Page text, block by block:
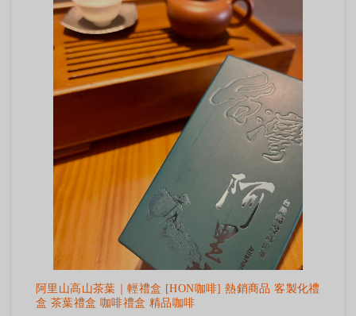
阿里山高山茶葉｜輕禮盒 [HON咖啡] 熱銷商品 客製化禮
盒 茶葉禮盒 咖啡禮盒 精品咖啡